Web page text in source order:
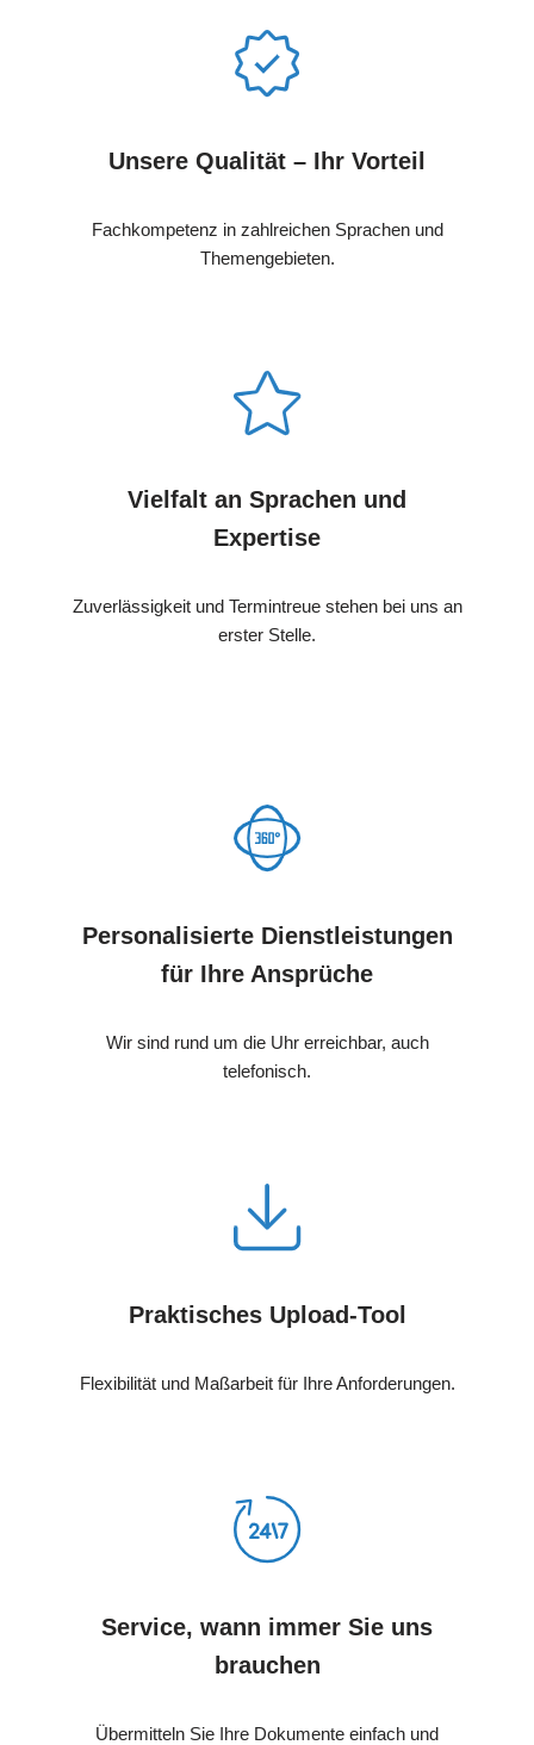
Unsere Qualität – Ihr Vorteil
Fachkompetenz in zahlreichen Sprachen und
Themengebieten.
Vielfalt an Sprachen und
Expertise
Zuverlässigkeit und Termintreue stehen bei uns an
erster Stelle.
Personalisierte Dienstleistungen
für Ihre Ansprüche
Wir sind rund um die Uhr erreichbar, auch
telefonisch.
Praktisches Upload-Tool
Flexibilität und Maßarbeit für Ihre Anforderungen.
Service, wann immer Sie uns
brauchen
Übermitteln Sie Ihre Dokumente einfach und